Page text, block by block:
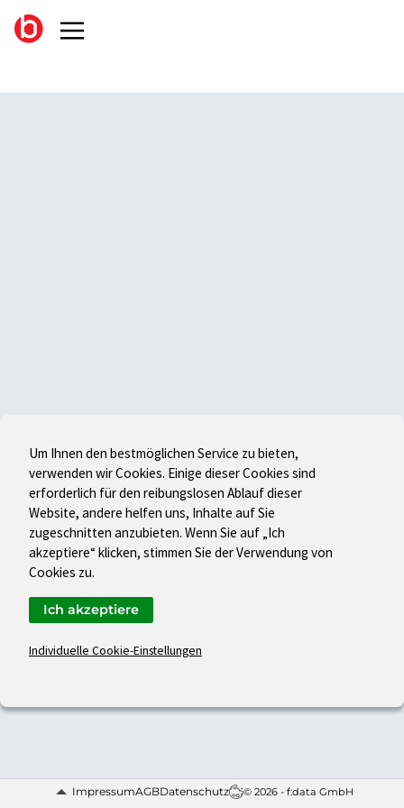
ImpressumAGBDatenschutz © 2026 - f:data GmbH
Um Ihnen den bestmöglichen Service zu bieten,
verwenden wir Cookies. Einige dieser Cookies sind
erforderlich für den reibungslosen Ablauf dieser
Website, andere helfen uns, Inhalte auf Sie
zugeschnitten anzubieten. Wenn Sie auf „Ich
akzeptiere“ klicken, stimmen Sie der Verwendung von
Cookies zu.
Individuelle Cookie-Einstellungen
Ich akzeptiere